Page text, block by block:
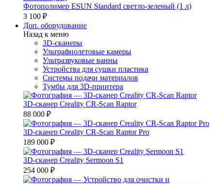
Фотополимер ESUN Standard светло-зеленый (1 л)
3 100 ₽
Доп. оборудование
Назад к меню
3D-сканеры
Ультрафиолетовые камеры
Ультразвуковые ванны
Устройства для сушки пластика
Системы подачи материалов
Тумбы для 3D-принтера
3D-сканер Creality CR-Scan Raptor
88 000 ₽
3D-сканер Creality CR-Scan Raptor Pro
189 000 ₽
3D-сканер Creality Sermoon S1
254 000 ₽